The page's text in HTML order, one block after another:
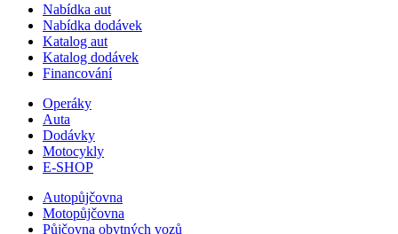
Nabídka aut
Nabídka dodávek
Katalog aut
Katalog dodávek
Financování
Operáky
Auta
Dodávky
Motocykly
E-SHOP
Autopůjčovna
Motopůjčovna
Půjčovna obytných vozů